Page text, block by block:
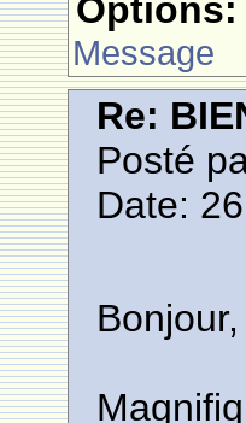
Options:
Message
Re:
Posté
Date:
Bonjour,